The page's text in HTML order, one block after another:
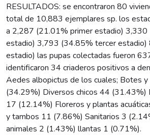
RESULTADOS: se encontraron 80
total de 10,883 ejemplares sp. los
a 2,287 (21.01% primer estadio)
estadio) 3,793 (34.85% tercer
estadio) las pupas colectadas fueron
identificaron 34 criaderos positivos a
Aedes albopictus de los cuales; Botes
(34.29%) Diversos chicos 44 (31.43%)
17 (12.14%) Floreros y plantas
y tambos 11 (7.86%) Sanitarios 3
animales 2 (1.43%) llantas 1 (0.71%).